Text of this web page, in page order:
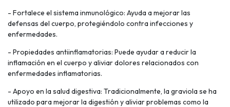
- Fortalece el sistema inmunológico: Ayuda a mejorar las
defensas del cuerpo, protegiéndolo contra infecciones y
enfermedades.
- Propiedades antiinflamatorias: Puede ayudar a reducir la
inflamación en el cuerpo y aliviar dolores relacionados con
enfermedades inflamatorias.
- Apoyo en la salud digestiva: Tradicionalmente, la graviola se ha
utilizado para mejorar la digestión y aliviar problemas como la